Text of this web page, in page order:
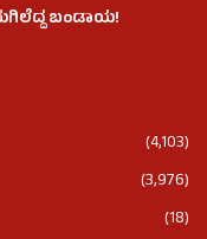
ಬಂಡಾಯ!
(4,103)
(3,976)
(18)